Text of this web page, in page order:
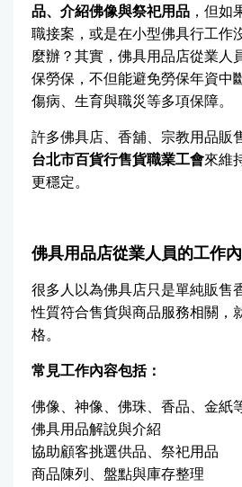
品、介紹佛像與祭祀用品 ，但如
職接案，或是在小型佛具行工作
麼辦？其實，佛具用品店從業人
保勞保，不但能避免勞保年資中
傷病、生育與職災等多項保障。
許多佛具店、香舖、宗教用品販
台北市百貨行售貨職業工會來維
更穩定。
佛具用品店從業人員的工作
很多人以為佛具店只是單純販售
性質符合售貨與商品服務相關，
格。
常見工作內容包括：
佛像、神像、佛珠、香品、金紙
佛具用品解說與介紹
協助顧客挑選供品、祭祀用品
商品陳列、盤點與庫存整理